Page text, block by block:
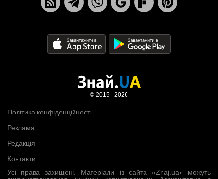
Усі права захищені. Матеріали із сайта «Znaj.ua» можуть
Політика конфіденційності
Реклама
Редакція
Контакти
© 2015 - 2026